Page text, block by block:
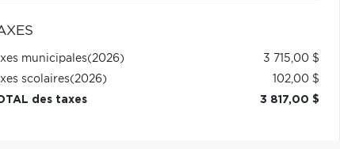
municipales(2026)
3 715,00 $
scolaires(2026)
102,00 $
des taxes
3 817,00 $